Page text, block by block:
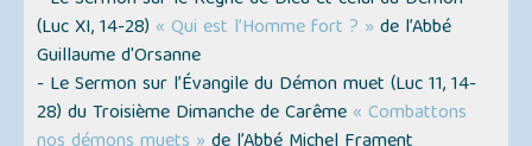
(Luc XI, 14-28) « Qui est l’Homme fort ? » de l’Abbé
Guillaume d'Orsanne
- Le Sermon sur l’Évangile du Démon muet (Luc 11, 14-
28) du Troisième Dimanche de Carême « Combattons